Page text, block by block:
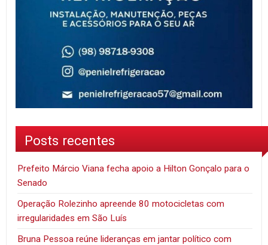
Posts recentes
Prefeito Márcio Viana fecha apoio a Hilton Gonçalo para o
Senado
Operação Rolezinho apreende 80 motocicletas com
irregularidades em São Luís
Bruna Pessoa reúne lideranças em jantar político com